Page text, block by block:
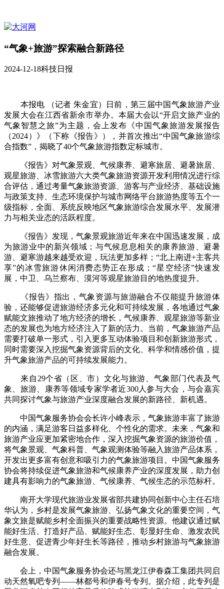
“气象+旅游”探索融合新路径
2024-12-18科技日报
本报电 （记者 朱金宜）日前，第三届中国气象旅游产业
发展大会在江西省新余市举办。本届大会以“开启文旅产业的
气象智慧之旅”为主题，会上发布《中国气象旅游发展报告
（2024）》（下称《报告》），并首次推出“中国气象旅游综
合指数”，揭晓了40个气象旅游指数定标城市。
《报告》对气象景观、气候康养、避寒旅居、避暑旅居、
观星旅游、冰雪旅游六大类气象旅游资源开发利用情况进行综
合评估，通过考量气象旅游资源、游客与产业经济、基础设施
与政策支持、生态环境保护与城市网络平台旅游热度等五个一
级指标，全面、系统反映地区气象旅游综合发展水平、发展潜
力与相关业态的活跃程度。
《报告》发现，气象景观旅游近年来在中国迅速发展，成
为旅游业中的新兴领域；与气候息息相关的康养旅游、避暑
游、避寒游越来越受欢迎，玩法更加多样；“北上南进+主客共
享”的冰雪旅游休闲消费态势正在形成；“星空经济”快速发
展，中卫、乌兰察布、漠河等观星旅游目的地热度提升。
《报告》指出，气象资源与旅游融合不仅能提升旅游体
验，还能够促进旅游经济多元化和可持续发展，各地通过气象
赋能文旅推动了地方经济的增长，气候康养、观星旅游等新业
态的发展也为地方经济注入了新的活力。当前，气象旅游产品
需要打破单一形式，引入更多互动体验项目和创新旅游形式，
同时需要深入挖掘气象资源背后的文化、科学和情感价值，提
升气象旅游产品的可持续发展能力。
来自29个省（区、市）文化与旅游、气象部门代表及气
象、旅游、康养等领域专家学者近300人参与大会，与会嘉宾
共同探讨气象与旅游产业深度融合发展的新路径、新机遇。
中国气象服务协会会长许小峰表示，气象旅游丰富了旅游
的内涵，满足游客日益多样化、个性化的需求。未来，气象和
旅游产业应更加紧密地合作，深入挖掘气象资源的旅游价值，
将气象景观、气象科普、气象观测体验等融入旅游产品体系，
开发出更多富有创意和吸引力的气象旅游项目。中国气象服务
协会将持续促进气象旅游和气候康养产业的深度发展，助力创
建具有影响力的气象旅游、气候康养、气候生态的示范标杆。
南开大学现代旅游业发展省部共建协同创新中心主任石培
华认为，乡村是发展气象旅游、弘扬气象文化的重要空间，气
象文旅是赋能乡村全面振兴的重要战略性资源。他建议通过赋
能好生活、打造好产品、赋能好生态、彰显好生命、激发农民
好生意、促进青少年好生长等路径，推动乡村旅游与气象旅游
融合发展。
会上，中国气象服务协会还与黑龙江伊春森工集团共同启
动天然氧吧专列——林都号和伊春号专列。据介绍，此专列是